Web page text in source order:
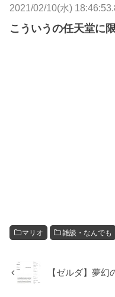
2021/02/10(水)
こういうの任天堂に
マリオ 雑談・なんでも
【ゼルダ】夢